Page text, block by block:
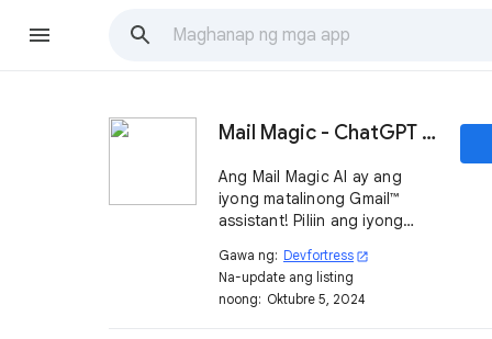
Mail Magic - ChatGPT AI Email Assistant
Ang Mail Magic AI ay ang
iyong matalinong Gmail™
assistant! Piliin ang iyong
isinusulat nito ang iyong mga
email sa isang click.
Gumagana sa desktop at
Gawa ng: Devfortress open_in_new
Na-update ang listing
noong: Oktubre 5, 2024